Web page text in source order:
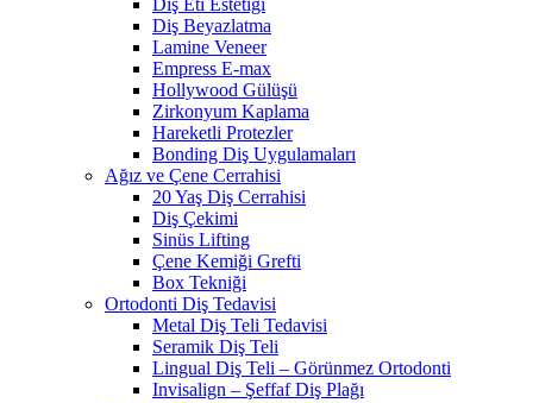
Diş Eti Estetiği
Diş Beyazlatma
Lamine Veneer
Empress E-max
Hollywood Gülüşü
Zirkonyum Kaplama
Hareketli Protezler
Bonding Diş Uygulamaları
Ağız ve Çene Cerrahisi
20 Yaş Diş Cerrahisi
Diş Çekimi
Sinüs Lifting
Çene Kemiği Grefti
Box Tekniği
Ortodonti Diş Tedavisi
Metal Diş Teli Tedavisi
Seramik Diş Teli
Lingual Diş Teli – Görünmez Ortodonti
Invisalign – Şeffaf Diş Plağı